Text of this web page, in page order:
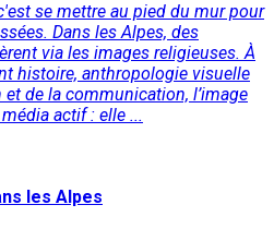
se mettre au pied du mur pour
Dans les Alpes, des
via les images religieuses. À
histoire, anthropologie visuelle
de la communication, l’image
actif : elle ...
les Alpes